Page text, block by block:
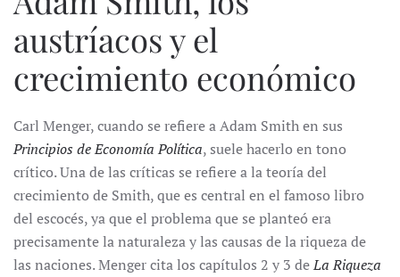
austríacos y el
crecimiento económico
Carl Menger, cuando se refiere a Adam Smith en sus
Principios de Economía Política, suele hacerlo en tono
crítico. Una de las críticas se refiere a la teoría del
crecimiento de Smith, que es central en el famoso libro
del escocés, ya que el problema que se planteó era
precisamente la naturaleza y las causas de la riqueza de
las naciones. Menger cita los capítulos 2 y 3 deLa Riqueza